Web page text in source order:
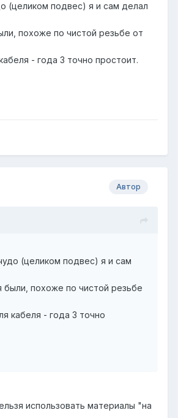
(целиком подвес) я и сам делал
похоже по чистой резьбе от
- года 3 точно простоит.
Автор
(целиком подвес) я и сам
были, похоже по чистой резьбе
кабеля - года 3 точно
использовать материалы "на